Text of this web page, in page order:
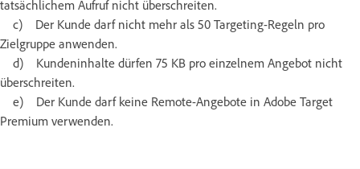
tatsächlichem Aufruf nicht überschreiten.
c) Der Kunde darf nicht mehr als 50 Targeting-Regeln pro
Zielgruppe anwenden.
d) Kundeninhalte dürfen 75 KB pro einzelnem Angebot nicht
überschreiten.
e) Der Kunde darf keine Remote-Angebote in Adobe Target
Premium verwenden.